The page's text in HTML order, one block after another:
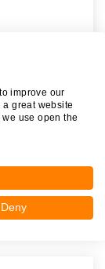
improve our
great website
use open the
Deny